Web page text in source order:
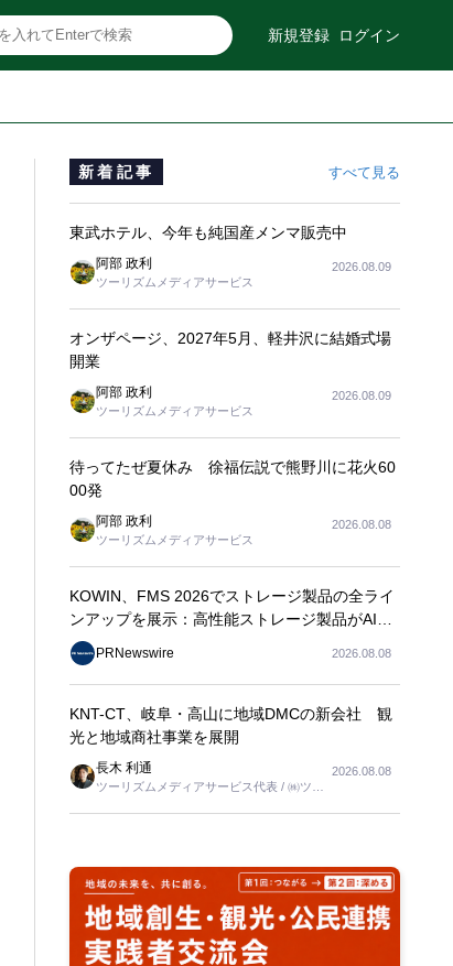
新規登録 ログイン
新着記事 すべて見る
東武ホテル、今年も純国産メンマ販売中
阿部 政利
ツーリズムメディアサービス
2026.08.09
オンザページ、2027年5月、軽井沢に結婚式場
開業
阿部 政利
ツーリズムメディアサービス
2026.08.09
待ってたぜ夏休み 徐福伝説で熊野川に花火60
00発
阿部 政利
ツーリズムメディアサービス
2026.08.08
KOWIN、FMS 2026でストレージ製品の全ライ
ンアップを展示：高性能ストレージ製品がAI分
野の革新を牽引
PRNewswire 2026.08.08
KNT-CT、岐阜・高山に地域DMCの新会社 観
光と地域商社事業を展開
長木 利通
ツーリズムメディアサービス代表 / ㈱ツー
2026.08.08